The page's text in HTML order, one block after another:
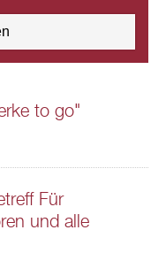
to go"
Für
und alle